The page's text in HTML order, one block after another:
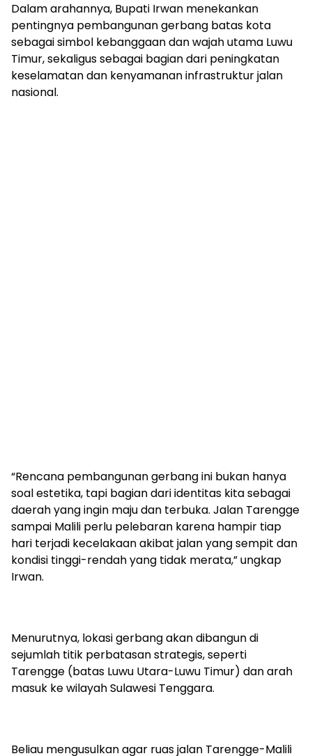
Dalam arahannya, Bupati Irwan menekankan
pentingnya pembangunan gerbang batas kota
sebagai simbol kebanggaan dan wajah utama Luwu
Timur, sekaligus sebagai bagian dari peningkatan
keselamatan dan kenyamanan infrastruktur jalan
nasional.
“Rencana pembangunan gerbang ini bukan hanya
soal estetika, tapi bagian dari identitas kita sebagai
daerah yang ingin maju dan terbuka. Jalan Tarengge
sampai Malili perlu pelebaran karena hampir tiap
hari terjadi kecelakaan akibat jalan yang sempit dan
kondisi tinggi-rendah yang tidak merata,” ungkap
Irwan.
Menurutnya, lokasi gerbang akan dibangun di
sejumlah titik perbatasan strategis, seperti
Tarengge (batas Luwu Utara-Luwu Timur) dan arah
masuk ke wilayah Sulawesi Tenggara.
Beliau mengusulkan agar ruas jalan Tarengge-Malili